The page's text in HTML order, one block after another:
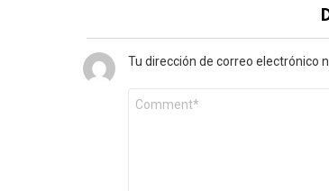
Tu dirección de correo electrónico